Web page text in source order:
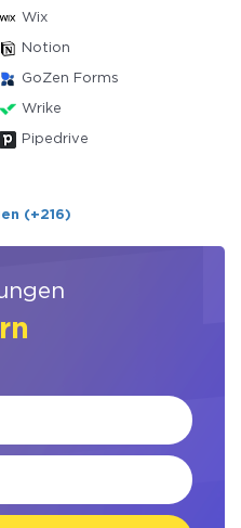
Wix
Notion
GoZen Forms
Wrike
Pipedrive
(+216)